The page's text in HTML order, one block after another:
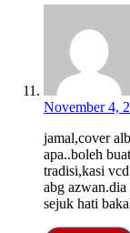
November 4,
jamal,cover
apa..boleh
tradisi,kasi
abg
sejuk hati